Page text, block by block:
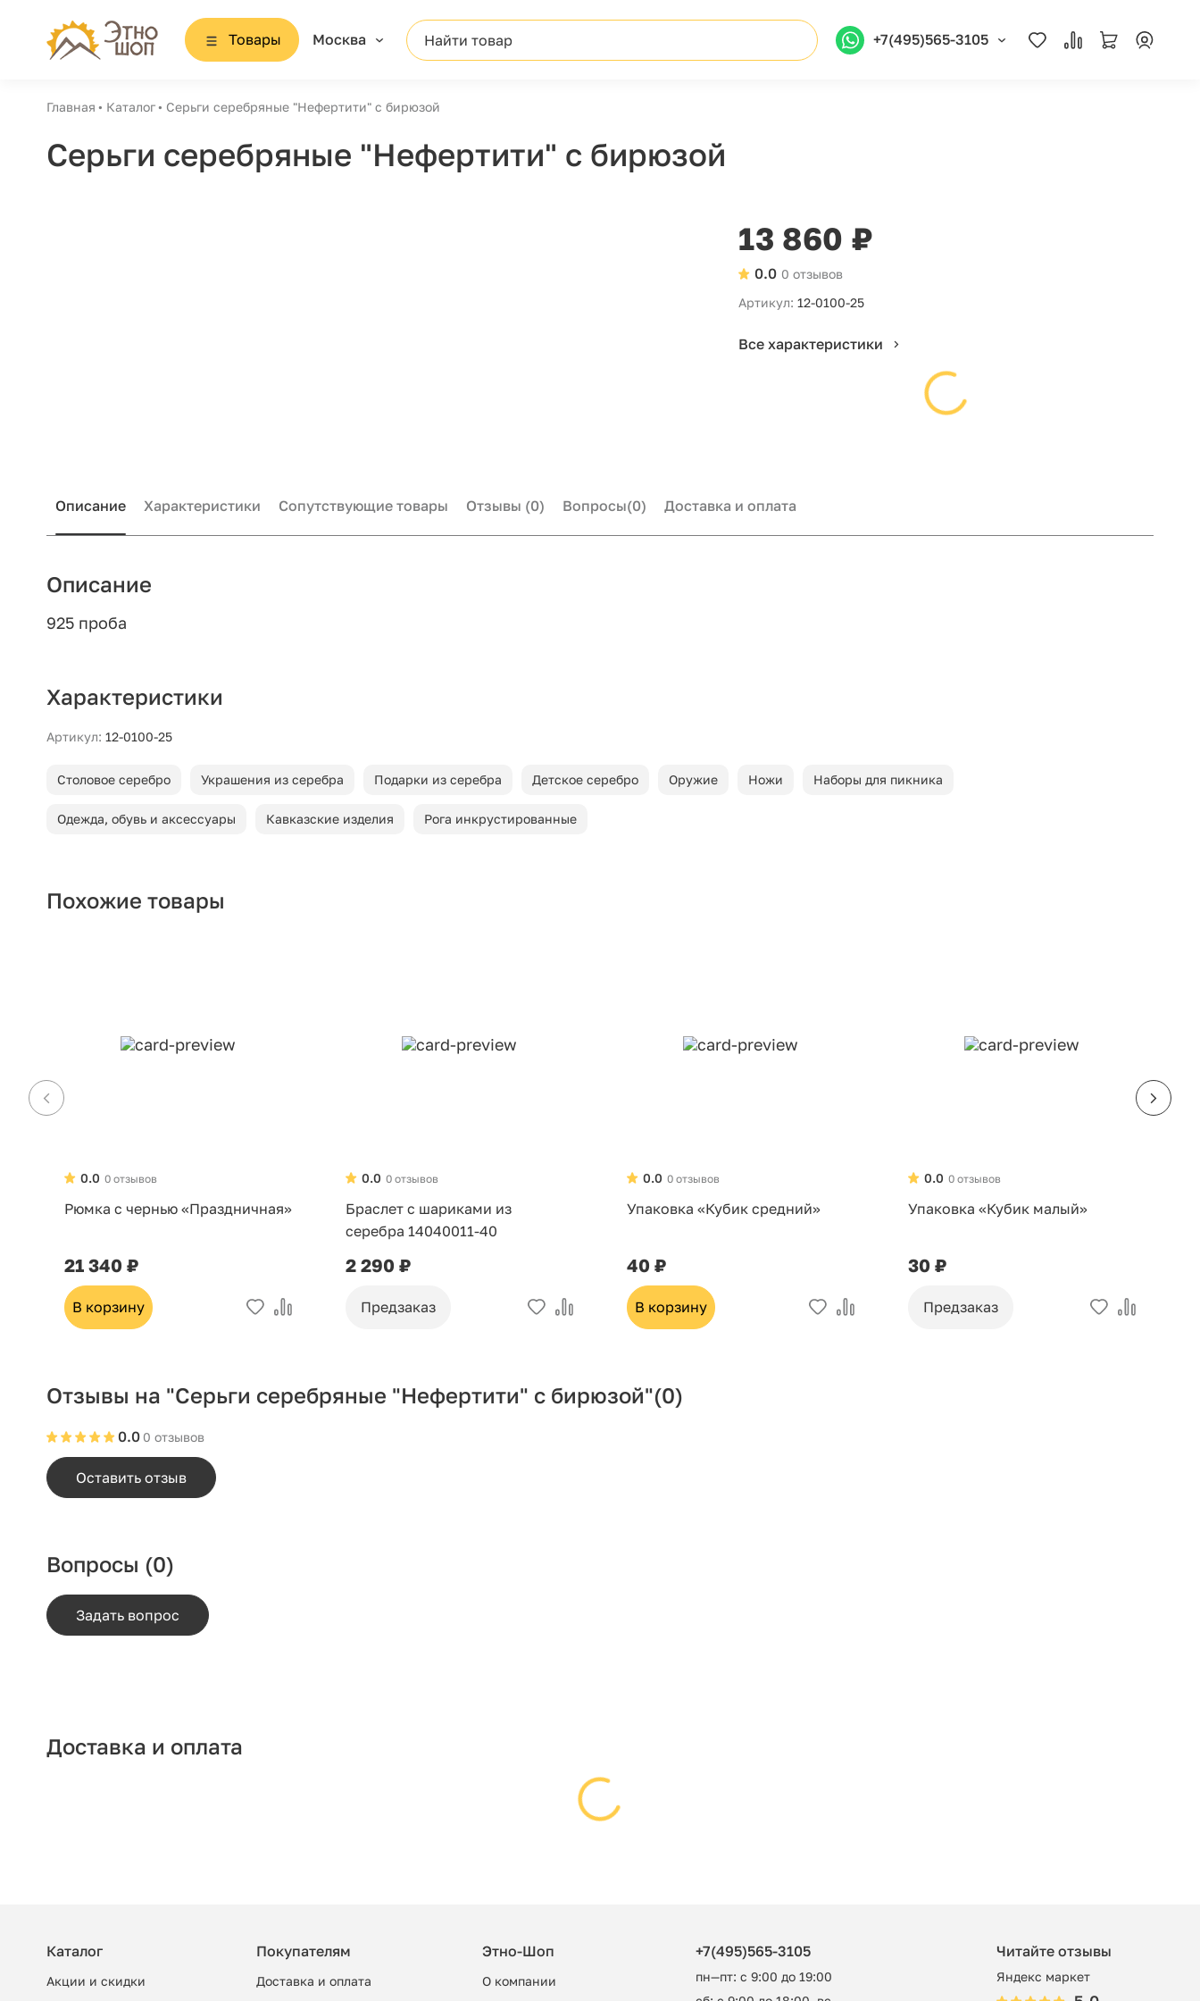
Товары Москва Найти товар +7(495)565-3105
Главная Каталог Серьги серебряные "Нефертити" с бирюзой
Серьги серебряные "Нефертити" с бирюзой
13 860 ₽
0 отзывов
0.0
Артикул: 12-0100-25
Все характеристики
Описание Характеристики Сопутствующие товары Отзывы (0) Вопросы(0) Доставка и оплата
Описание
925 проба
Характеристики
Артикул: 12-0100-25
Столовое серебро Украшения из серебра Подарки из серебра Детское серебро Оружие Ножи Наборы для пикника
Одежда, обувь и аксессуары Кавказские изделия Рога инкрустированные
Похожие товары
0 отзывов
0.0
Рюмка с чернью «Праздничная»
21 340 ₽
В корзину
0 отзывов
0.0
Браслет с шариками из
серебра 14040011-40
2 290 ₽
Предзаказ
0 отзывов
0.0
Упаковка «Кубик средний»
40 ₽
В корзину
0 отзывов
0.0
Упаковка «Кубик малый»
30 ₽
Предзаказ
Отзывы на "Серьги серебряные "Нефертити" с бирюзой"(0)
0 отзывов
0.0
Оставить отзыв
Вопросы (0)
Задать вопрос
Доставка и оплата
Каталог
Акции и скидки
Покупателям
Доставка и оплата
Этно-Шоп
О компании
+7(495)565-3105
пн—пт: с 9:00 до 19:00
Читайте отзывы
Яндекс маркет